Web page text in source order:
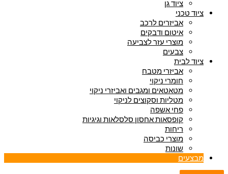
ציוד גן
ציוד טכני
אביזרים לרכב
איטום ודבקים
מוצרי עזר לצביעה
צבעים
ציוד לבית
אביזרי מטבח
חומרי ניקוי
מטאטאים ומגבים ואביזרי ניקוי
מטליות וסקוצים לניקוי
פחי אשפה
קופסאות אחסון סלסלאות וגיגיות
ריחות
מוצרי כביסה
שונות
מבצעים